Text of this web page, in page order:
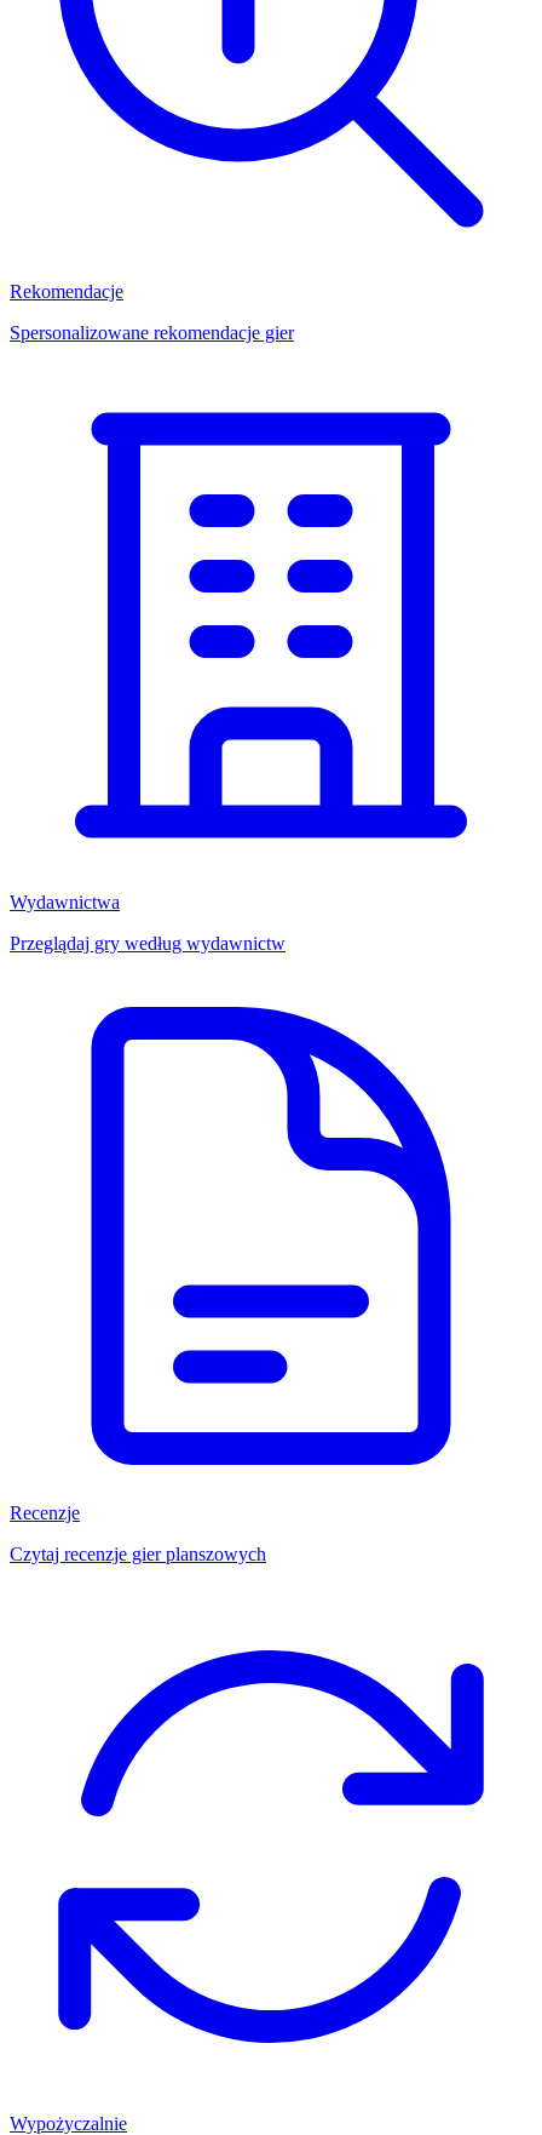
Rekomendacje
Spersonalizowane rekomendacje gier
Wydawnictwa
Przeglądaj gry według wydawnictw
Recenzje
Czytaj recenzje gier planszowych
Wypożyczalnie